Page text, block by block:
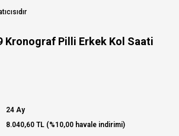
Kronograf Pilli Erkek Kol Saati
24 Ay
8.040,60 TL (%10,00 havale indirimi)